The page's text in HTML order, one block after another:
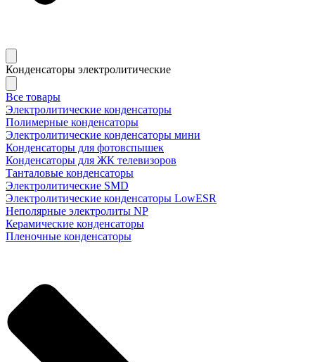
Конденсаторы электролитические
Все товары
Электролитические конденсаторы
Полимерные конденсаторы
Электролитические конденсаторы мини
Конденсаторы для фотовспышек
Конденсаторы для ЖК телевизоров
Танталовые конденсаторы
Электролитические SMD
Электролитические конденсаторы LowESR
Неполярные электролиты NP
Керамические конденсаторы
Пленочные конденсаторы